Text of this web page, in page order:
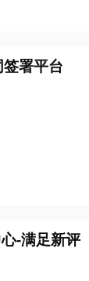
署平台
-满足新评